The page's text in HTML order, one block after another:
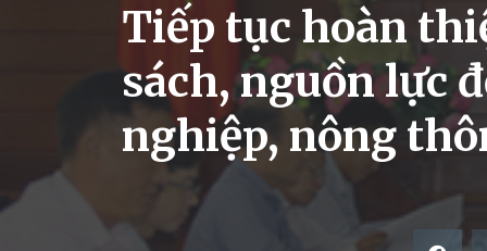
Tiếp tục hoàn
sách, nguồn lực
nghiệp, nông